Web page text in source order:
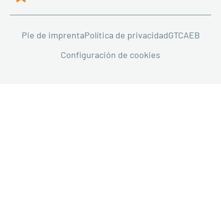
Pie de imprentaPolítica de privacidadGTCAEB
Configuración de cookies